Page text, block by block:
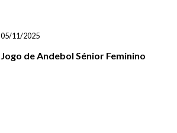
05/11/2025
Jogo de Andebol Sénior Feminino